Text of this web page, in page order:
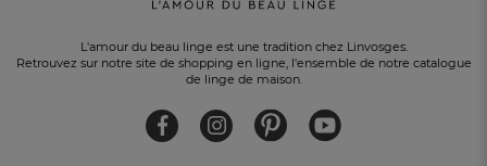
L'amour du beau linge est une tradition chez Linvosges.
Retrouvez sur notre site de shopping en ligne, l'ensemble de notre catalogue
de linge de maison.